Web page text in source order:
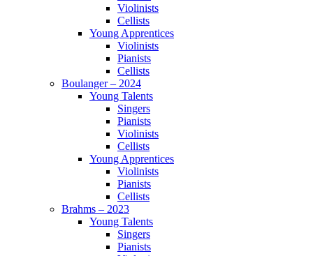
Violinists
Cellists
Young Apprentices
Violinists
Pianists
Cellists
Boulanger – 2024
Young Talents
Singers
Pianists
Violinists
Cellists
Young Apprentices
Violinists
Pianists
Cellists
Brahms – 2023
Young Talents
Singers
Pianists